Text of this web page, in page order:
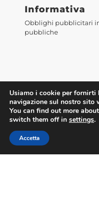
Informativa
Obblighi pubblicitari
pubbliche
Usiamo i cookie per fornirti
navigazione sul nostro sito
You can find out more
switch them off in settings.
Accetta